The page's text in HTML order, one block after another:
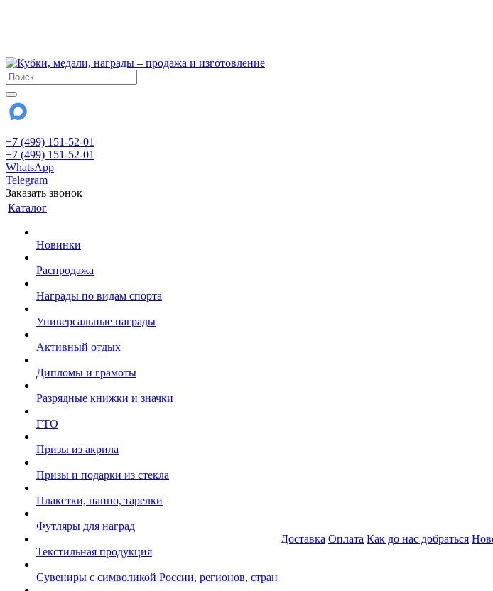
+7 (499) 151-52-01
+7 (499) 151-52-01
WhatsApp
Telegram
Заказать звонок
Каталог
Новинки
Распродажа
Награды по видам спорта
Универсальные награды
Активный отдых
Дипломы и грамоты
Разрядные книжки и значки
ГТО
Призы из акрила
Призы и подарки из стекла
Плакетки, панно, тарелки
Футляры для наград
Текстильная продукция
Сувениры с символикой России, регионов, стран
Доставка Оплата Как до нас добраться